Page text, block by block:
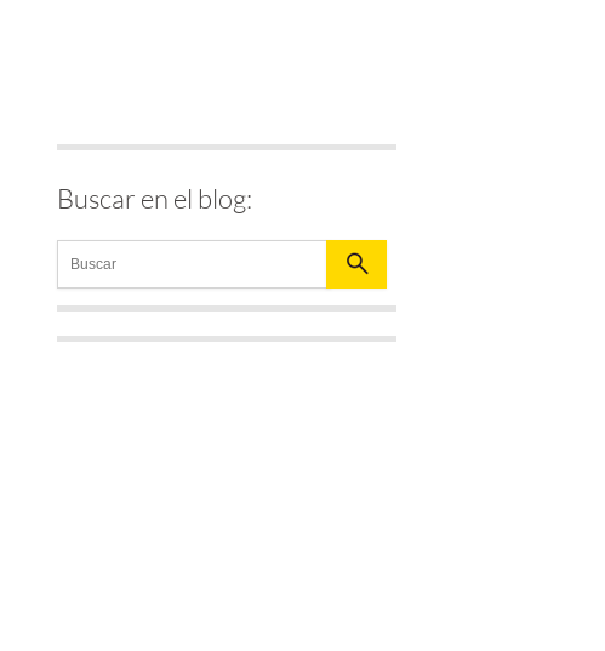
Buscar en el blog: